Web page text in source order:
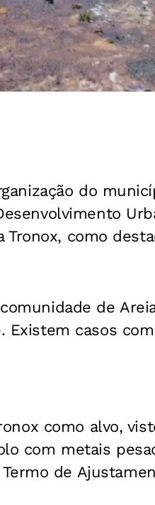
do
como
de
Existem casos
como alvo,
com metais
de